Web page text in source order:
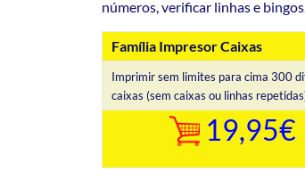
números, verificar linhas e
19,95€
Família Impresor Caixas
Imprimir sem limites para cima 300
caixas (sem caixas ou linhas